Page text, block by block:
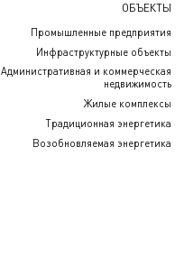
ОБЪЕКТЫ
Промышленные предприятия
Инфраструктурные объекты
Административная и коммерческая
недвижимость
Жилые комплексы
Традиционная энергетика
Возобновляемая энергетика